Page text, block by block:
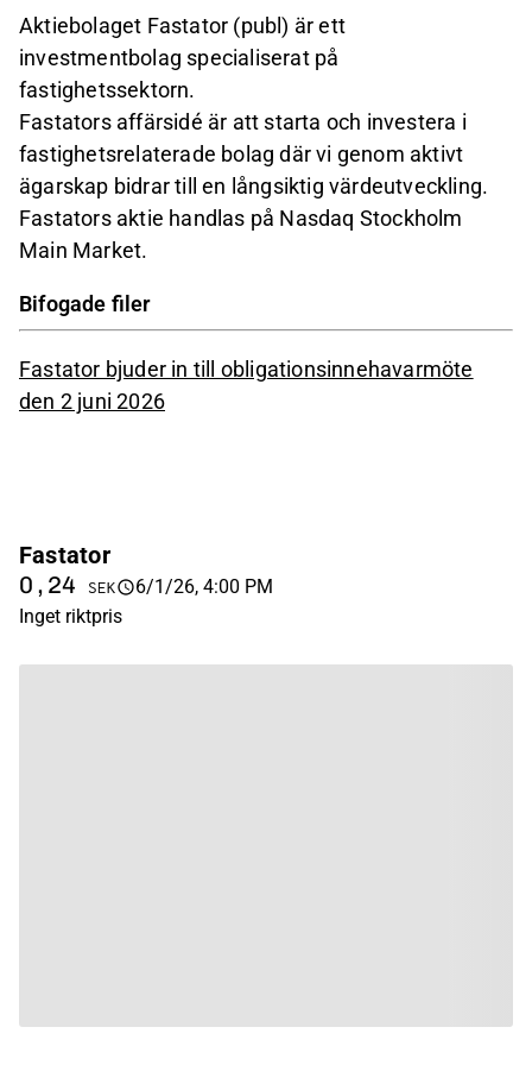
Aktiebolaget Fastator (publ) är ett
investmentbolag specialiserat på
fastighetssektorn.
Fastators affärsidé är att starta och investera i
fastighetsrelaterade bolag där vi genom aktivt
ägarskap bidrar till en långsiktig värdeutveckling.
Fastators aktie handlas på Nasdaq Stockholm
Main Market.
Bifogade filer
Fastator bjuder in till obligationsinnehavarmöte
den 2 juni 2026
Fastator
0,24 SEK
6/1/26, 4:00 PM
Inget riktpris